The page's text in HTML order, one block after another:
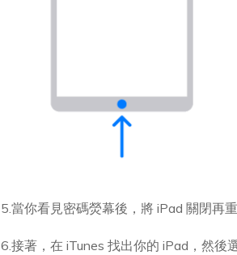
5.當你看見密碼熒幕後，將 iPad 關閉再
6.接著，在 iTunes 找出你的 iPad，然後